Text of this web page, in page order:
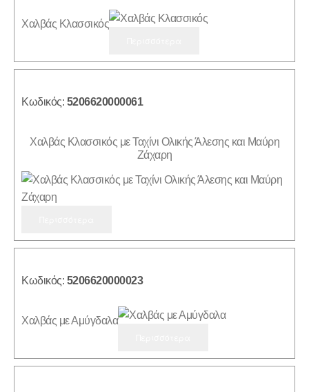
Χαλβάς Κλασσικός
Κωδικός: 5206620000061
Χαλβάς Κλασσικός με Ταχίνι Ολικής Άλεσης και Μαύρη
Ζάχαρη
Κωδικός: 5206620000023
Χαλβάς με Αμύγδαλα